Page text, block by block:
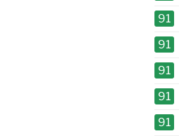
91
91
91
91
91